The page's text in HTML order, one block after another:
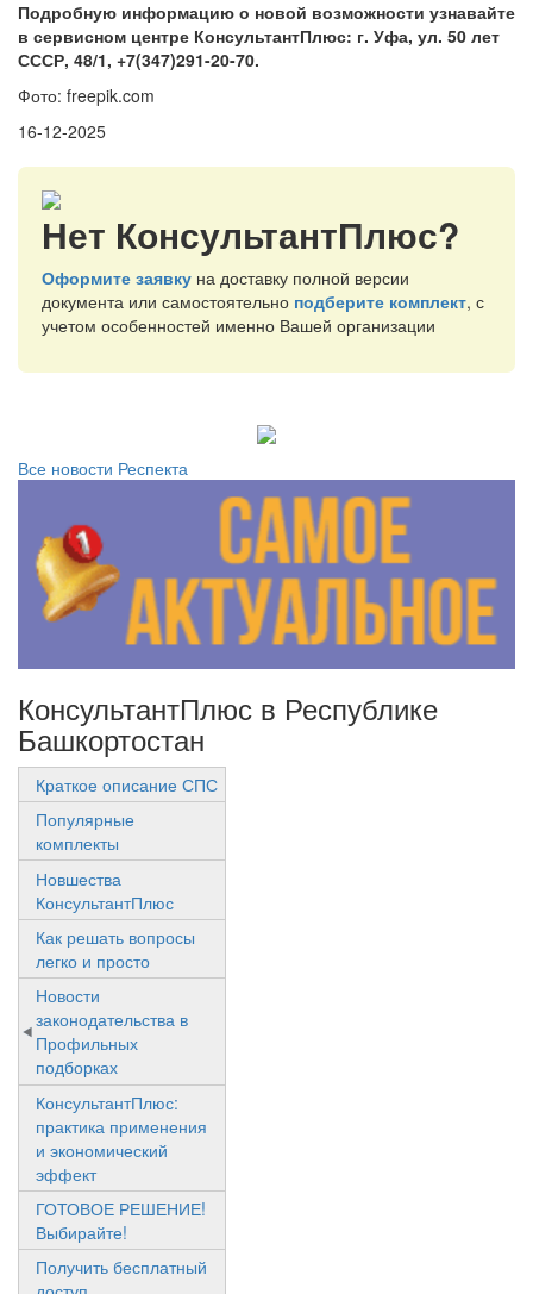
Подробную информацию о новой возможности узнавайте
в сервисном центре КонсультантПлюс: г. Уфа, ул. 50 лет
СССР, 48/1, +7(347)291-20-70.
Фото: freepik.com
16-12-2025
Нет КонсультантПлюс?
Оформите заявку на доставку полной версии
документа или самостоятельно подберите комплект, с
учетом особенностей именно Вашей организации
Все новости Респекта
КонсультантПлюс в Республике
Башкортостан
Краткое описание СПС
Популярные
комплекты
Новшества
КонсультантПлюс
Как решать вопросы
легко и просто
Новости
законодательства в
Профильных
подборках
КонсультантПлюс:
практика применения
и экономический
эффект
ГОТОВОЕ РЕШЕНИЕ!
Выбирайте!
Получить бесплатный